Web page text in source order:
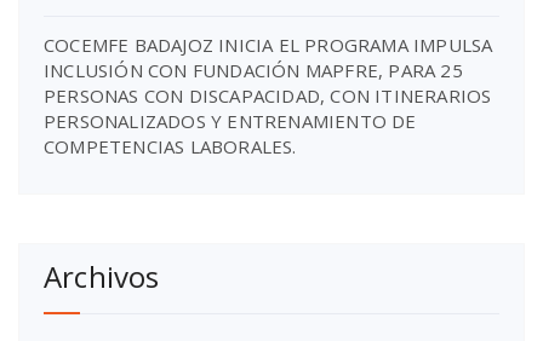
COCEMFE BADAJOZ INICIA EL PROGRAMA IMPULSA
INCLUSIÓN CON FUNDACIÓN MAPFRE, PARA 25
PERSONAS CON DISCAPACIDAD, CON ITINERARIOS
PERSONALIZADOS Y ENTRENAMIENTO DE
COMPETENCIAS LABORALES.
Archivos